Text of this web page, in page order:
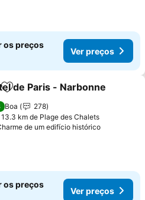
os preços
Ver preços
Adicionar aos favoritos
de Paris - Narbonne
Boa
278
13.3 km de Plage des Chalets
de um edifício histórico
os preços
Ver preços